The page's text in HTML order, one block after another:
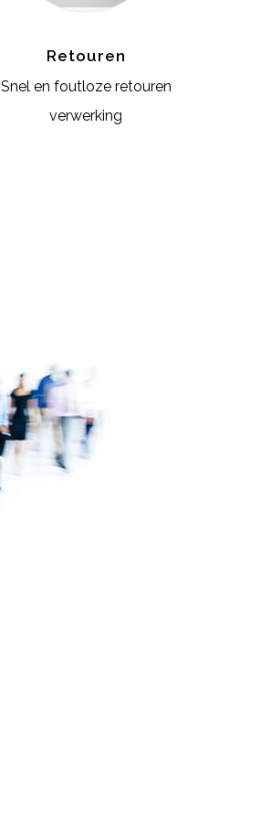
Retouren
Snel en foutloze retouren
verwerking